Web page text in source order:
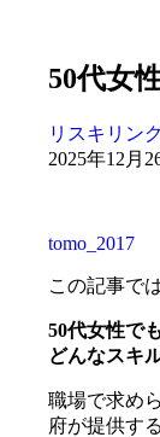
50代女
リスキリン
2025年12月
tomo_2017
この記事で
50代女性で
どんなスキ
職場で求め
府が提供す